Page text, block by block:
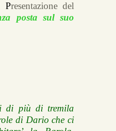
Presentazione del
posta sul suo
di più di tremila
di Dario che ci